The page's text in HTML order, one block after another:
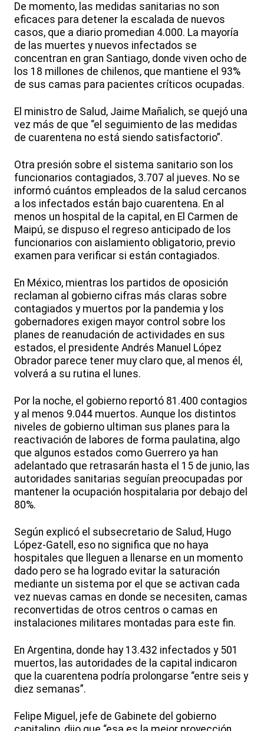
De momento, las medidas sanitarias no son
eficaces para detener la escalada de nuevos
casos, que a diario promedian 4.000. La mayoría
de las muertes y nuevos infectados se
concentran en gran Santiago, donde viven ocho de
los 18 millones de chilenos, que mantiene el 93%
de sus camas para pacientes críticos ocupadas.
El ministro de Salud, Jaime Mañalich, se quejó una
vez más de que “el seguimiento de las medidas
de cuarentena no está siendo satisfactorio”.
Otra presión sobre el sistema sanitario son los
funcionarios contagiados, 3.707 al jueves. No se
informó cuántos empleados de la salud cercanos
a los infectados están bajo cuarentena. En al
menos un hospital de la capital, en El Carmen de
Maipú, se dispuso el regreso anticipado de los
funcionarios con aislamiento obligatorio, previo
examen para verificar si están contagiados.
En México, mientras los partidos de oposición
reclaman al gobierno cifras más claras sobre
contagiados y muertos por la pandemia y los
gobernadores exigen mayor control sobre los
planes de reanudación de actividades en sus
estados, el presidente Andrés Manuel López
Obrador parece tener muy claro que, al menos él,
volverá a su rutina el lunes.
Por la noche, el gobierno reportó 81.400 contagios
y al menos 9.044 muertos. Aunque los distintos
niveles de gobierno ultiman sus planes para la
reactivación de labores de forma paulatina, algo
que algunos estados como Guerrero ya han
adelantado que retrasarán hasta el 15 de junio, las
autoridades sanitarias seguían preocupadas por
mantener la ocupación hospitalaria por debajo del
80%.
Según explicó el subsecretario de Salud, Hugo
López-Gatell, eso no significa que no haya
hospitales que lleguen a llenarse en un momento
dado pero se ha logrado evitar la saturación
mediante un sistema por el que se activan cada
vez nuevas camas en donde se necesiten, camas
reconvertidas de otros centros o camas en
instalaciones militares montadas para este fin.
En Argentina, donde hay 13.432 infectados y 501
muertos, las autoridades de la capital indicaron
que la cuarentena podría prolongarse “entre seis y
diez semanas”.
Felipe Miguel, jefe de Gabinete del gobierno